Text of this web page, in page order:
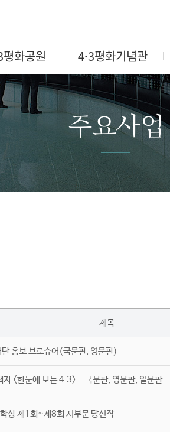
평화공원 4·3평화기념관
주요사업
제목
홍보 브로슈어(국문판, 영문판)
자 <한눈에 보는 4.3> - 국문판, 영문판, 일문판
다운로드
상 제1회~제8회 시부문 당선작